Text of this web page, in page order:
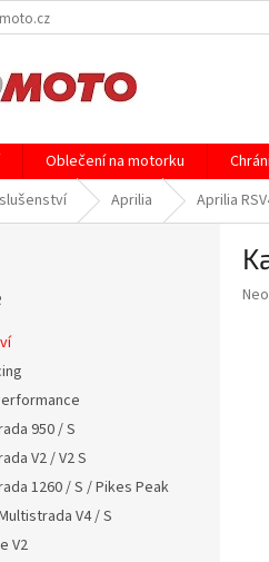
Oblečení na motorku
Aprilia Aprilia
950 / S
V2 / V2 S
1260 / S / Pikes Peak
V4 / S
V2